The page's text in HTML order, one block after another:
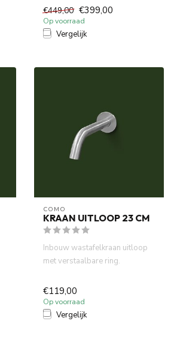
€449,00 €399,00
Op voorraad
Vergelijk
COMO
KRAAN UITLOOP 23 CM
Inbouw wastafelkraan uitloop
met verstaalbare ring.
€119,00
Op voorraad
Vergelijk